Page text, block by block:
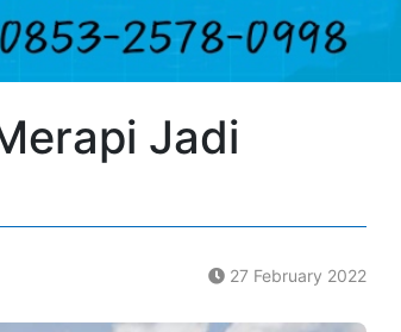
Jadi
27 February 2022